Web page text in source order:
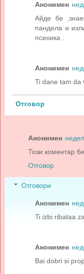
Анонимен
Айде бе
пандела и
психика .
Анонимен
Ti dane tam da
Отговор
Анонимен
Този коментар
Отговор
Отговори
Анонимен
Ti izbi ribataa
Анонимен
Bai dobri si